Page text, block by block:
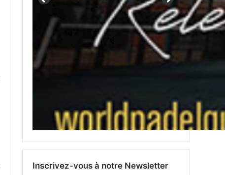
Inscrivez-vous à notre Newsletter